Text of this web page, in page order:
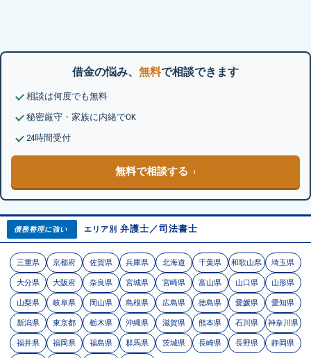
借金の悩み、 無料で相談できます
相談は何度でも無料
秘密厳守・家族に内緒でOK
24時間受付
無料で相談する
債務整理に強い エリア別 弁護士／司法書士
三重県 京都府 佐賀県 兵庫県 北海道 千葉県 和歌山県 埼玉県
大分県 大阪府 奈良県 宮城県 宮崎県 富山県 山口県 山形県
山梨県 岐阜県 岡山県 島根県 広島県 徳島県 愛媛県 愛知県
新潟県 東京都 栃木県 沖縄県 滋賀県 熊本県 石川県 神奈川県
福井県 福岡県 福島県 群馬県 茨城県 長崎県 長野県 静岡県